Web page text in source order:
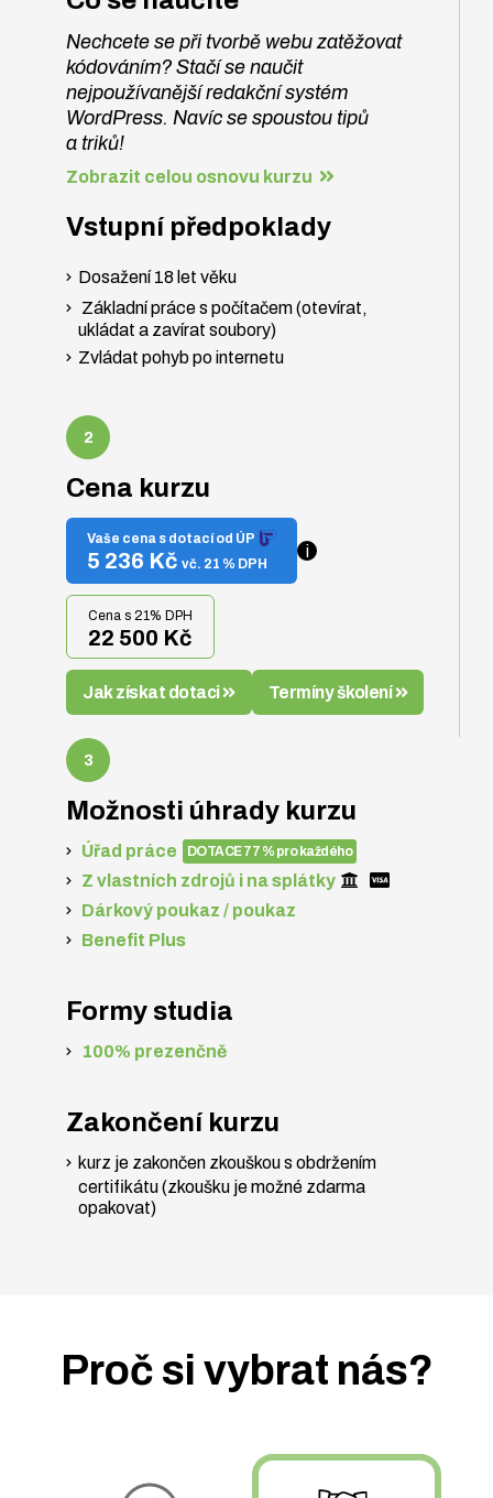
Nechcete se při tvorbě webu zatěžovat
kódováním? Stačí se naučit
nejpoužívanější redakční systém
WordPress. Navíc se spoustou tipů
a triků!
Zobrazit celou osnovu kurzu
Vstupní předpoklady
Dosažení 18 let věku
Základní práce s počítačem (otevírat,
ukládat a zavírat soubory)
Zvládat pohyb po internetu
Cena kurzu
Vaše cena s dotací od ÚP
5 236 Kč vč. 21 % DPH
i
Cena s 21% DPH
22 500 Kč
Jak získat dotaci Termíny školení
Možnosti úhrady kurzu
Úřad práce DOTACE 77 % pro každého
Z vlastních zdrojů i na splátky
Dárkový poukaz / poukaz
Benefit Plus
Formy studia
100% prezenčně
Zakončení kurzu
kurz je zakončen zkouškou s obdržením
certifikátu (zkoušku je možné zdarma
opakovat)
Proč si vybrat nás?